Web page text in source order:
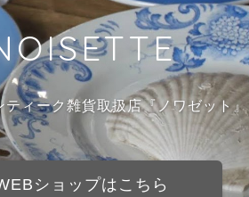
ティーク雑貨取扱店『ノワゼット』
ショップはこちら